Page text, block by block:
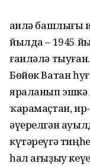
Ғаилә башлығы
йылда – 1945
ғаиләлә
Бөйөк Ватан
яраланып эшкә
ҡарамаҫтан,
әүерелгән
күтәреүгә
һал ағыҙыу